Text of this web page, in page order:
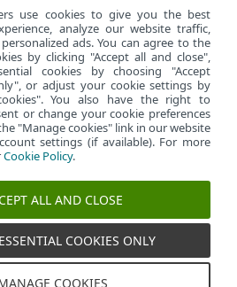
naborov IP-jev
ESET
use cookies to give you the best
analyze our website traffic,
ads. You can agree to the
by clicking "Accept all and close",
cookies by choosing "Accept
or adjust your cookie settings by
You also have the right to
or change your cookie preferences
"Manage cookies" link in our website
settings (if available). For more
Cookie Policy.
ALL AND CLOSE
COOKIES ONLY
COOKIES